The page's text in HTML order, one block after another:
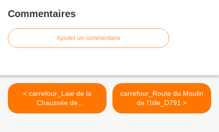
Commentaires
Ajouter un commentaire
< carrefour_Laie de la
Chaussée de
l'Etang_Sentier vers la
carrefour_Route du Moulin
de l'Isle_D791 >